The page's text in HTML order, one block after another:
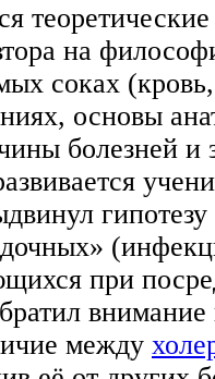
на
соках
основы
болезней и
при
внимание
между